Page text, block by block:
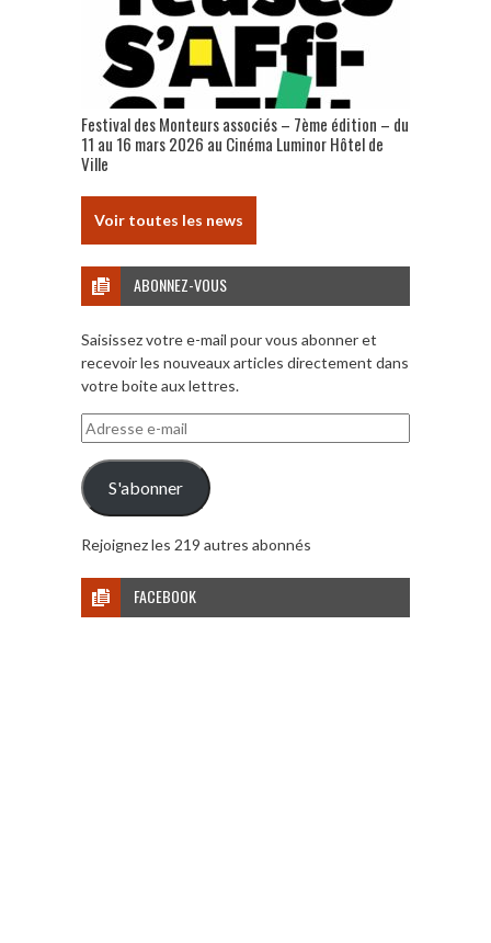
Festival des Monteurs associés – 7ème édition – du
11 au 16 mars 2026 au Cinéma Luminor Hôtel de
Ville
Voir toutes les news
ABONNEZ-VOUS
Saisissez votre e-mail pour vous abonner et
recevoir les nouveaux articles directement dans
votre boite aux lettres.
Adresse
e-
mail
S'abonner
Rejoignez les 219 autres abonnés
FACEBOOK